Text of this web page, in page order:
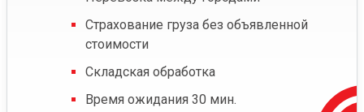
Страхование груза без объявленной
стоимости
Складская обработка
Время ожидания 30 мин.